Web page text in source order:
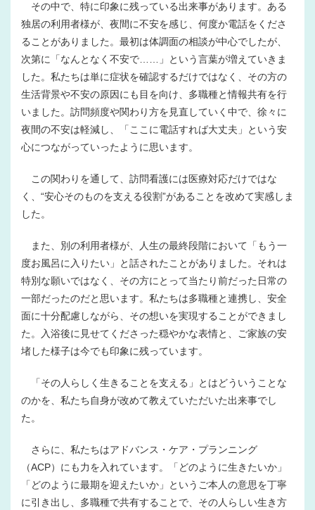
その中で、特に印象に残っている出来事があります。ある
独居の利用者様が、夜間に不安を感じ、何度か電話をくださ
ることがありました。最初は体調面の相談が中心でしたが、
次第に「なんとなく不安で……」という言葉が増えていきま
した。私たちは単に症状を確認するだけではなく、その方の
生活背景や不安の原因にも目を向け、多職種と情報共有を行
いました。訪問頻度や関わり方を見直していく中で、徐々に
夜間の不安は軽減し、「ここに電話すれば大丈夫」という安
心につながっていったように思います。
この関わりを通して、訪問看護には医療対応だけではな
く、“安心そのものを支える役割”があることを改めて実感しま
した。
また、別の利用者様が、人生の最終段階において「もう一
度お風呂に入りたい」と話されたことがありました。それは
特別な願いではなく、その方にとって当たり前だった日常の
一部だったのだと思います。私たちは多職種と連携し、安全
面に十分配慮しながら、その想いを実現することができまし
た。入浴後に見せてくださった穏やかな表情と、ご家族の安
堵した様子は今でも印象に残っています。
「その人らしく生きることを支える」とはどういうことな
のかを、私たち自身が改めて教えていただいた出来事でし
た。
さらに、私たちはアドバンス・ケア・プランニング
（ACP）にも力を入れています。「どのように生きたいか」
「どのように最期を迎えたいか」というご本人の意思を丁寧
に引き出し、多職種で共有することで、その人らしい生き方